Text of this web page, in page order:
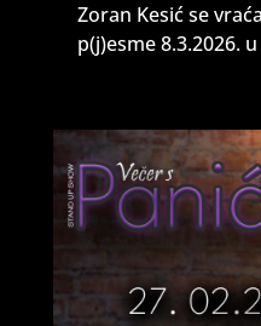
Zoran Kesić se
p(j)esme 8.3.2026.